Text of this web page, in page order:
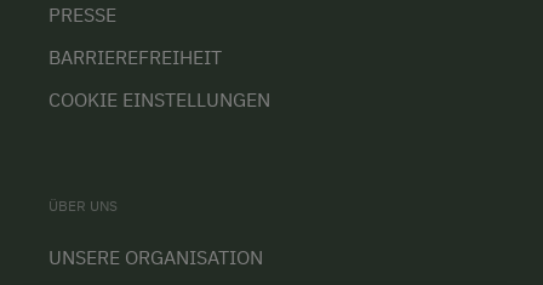
PRESSE
BARRIEREFREIHEIT
COOKIE EINSTELLUNGEN
ÜBER UNS
UNSERE ORGANISATION